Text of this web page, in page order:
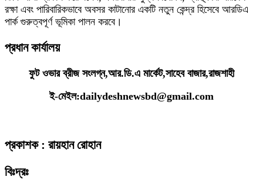
রক্ষা এবং পারিবারিকভাবে অবসর কাটানোর একটি নতুন কেন্দ্র হিসেবে আরডিএ
পার্ক গুরুত্বপূর্ণ ভূমিকা পালন করবে।
প্রধান কার্যালয়
ফুট ওভার ব্রীজ সংলগ্ন,আর.ডি.এ মার্কেট,সাহেব বাজার,রাজশাহী
ই-মেইল:dailydeshnewsbd@gmail.com
প্রকাশক : রায়হান রোহান
বিঃদ্রঃ